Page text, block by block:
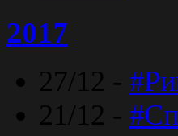
2017
27/12 -
21/12 -